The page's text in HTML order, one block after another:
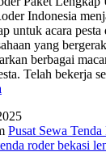
Indonesia
untuk acara
yang
berbagai
Telah bekerja
TENDA
RODER
PAKET
Pusat Sewa
roder bekasi